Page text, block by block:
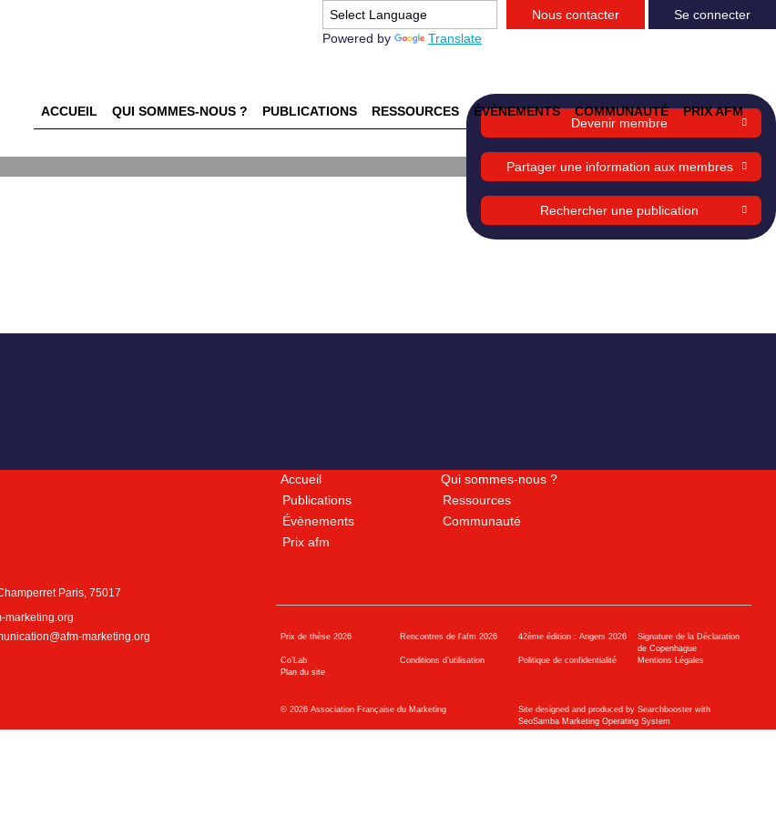
Powered by Translate
Nous contacter Se connecter
ACCUEIL QUI SOMMES-NOUS ? PUBLICATIONS RESSOURCES ÉVÈNEMENTS COMMUNAUTÉ PRIX AFM
du consommateur :
Devenir membre
Partager une information aux membres
Rechercher une publication
Paris, 75017
marketing.org
marketing.org
Accueil
Qui sommes-nous ?
Publications
Ressources
Évènements
Communauté
Prix afm
Prix de thèse 2026 Rencontres de l'afm 2026 42ème édition : Angers 2026
Signature de la Déclaration
de Copenhague
Co’Lab
Conditions d’utilisation Politique de confidentialité
Mentions Légales
Plan du site
© 2026Association Française du Marketing
Site designed and produced by Searchbooster with
SeoSamba Marketing Operating System